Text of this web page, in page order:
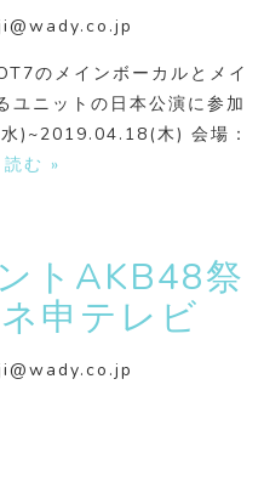
のメインボーカルとメイ
ユニットの日本公演に参加
)~2019.04.18(木) 会場：
読む »
トAKB48祭
申テレビ